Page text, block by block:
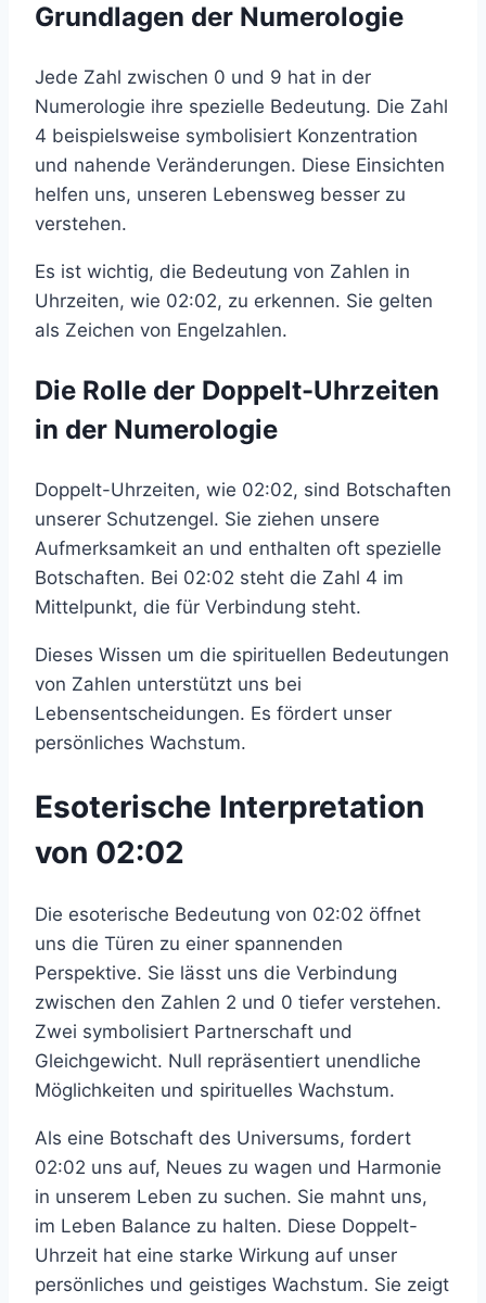
Grundlagen der Numerologie
Jede Zahl zwischen 0 und 9 hat in der
Numerologie ihre spezielle Bedeutung. Die Zahl
4 beispielsweise symbolisiert Konzentration
und nahende Veränderungen. Diese Einsichten
helfen uns, unseren Lebensweg besser zu
verstehen.
Es ist wichtig, die Bedeutung von Zahlen in
Uhrzeiten, wie 02:02, zu erkennen. Sie gelten
als Zeichen von Engelzahlen.
Die Rolle der Doppelt-Uhrzeiten
in der Numerologie
Doppelt-Uhrzeiten, wie 02:02, sind Botschaften
unserer Schutzengel. Sie ziehen unsere
Aufmerksamkeit an und enthalten oft spezielle
Botschaften. Bei 02:02 steht die Zahl 4 im
Mittelpunkt, die für Verbindung steht.
Dieses Wissen um die spirituellen Bedeutungen
von Zahlen unterstützt uns bei
Lebensentscheidungen. Es fördert unser
persönliches Wachstum.
Esoterische Interpretation
von 02:02
Die esoterische Bedeutung von 02:02 öffnet
uns die Türen zu einer spannenden
Perspektive. Sie lässt uns die Verbindung
zwischen den Zahlen 2 und 0 tiefer verstehen.
Zwei symbolisiert Partnerschaft und
Gleichgewicht. Null repräsentiert unendliche
Möglichkeiten und spirituelles Wachstum.
Als eine Botschaft des Universums, fordert
02:02 uns auf, Neues zu wagen und Harmonie
in unserem Leben zu suchen. Sie mahnt uns,
im Leben Balance zu halten. Diese Doppelt-
Uhrzeit hat eine starke Wirkung auf unser
persönliches und geistiges Wachstum. Sie zeigt